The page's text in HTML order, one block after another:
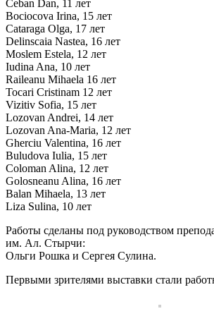
Ceban Dan, 11 лет
Bociocova Irina, 15 лет
Cataraga Olga, 17 лет
Delinscaia Nastea, 16 лет
Moslem Estela, 12 лет
Iudina Ana, 10 лет
Raileanu Mihaela 16 лет
Tocari Cristinam 12 лет
Vizitiv Sofia, 15 лет
Lozovan Andrei, 14 лет
Lozovan Ana-Maria, 12 лет
Gherciu Valentina, 16 лет
Buludova Iulia, 15 лет
Coloman Alina, 12 лет
Golosneanu Alina, 16 лет
Balan Mihaela, 13 лет
Liza Sulina, 10 лет
Работы сделаны под руководством
им. Ал. Стырчи:
Ольги Рошка и Сергея Сулина.
Первыми зрителями выставки стали